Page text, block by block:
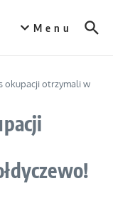
Menu
okupacji otrzymali w